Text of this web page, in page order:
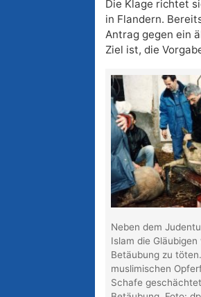
Die Klage richtet
in Flandern.
Antrag gegen ein
Ziel ist, die
Neben dem
Islam die
Betäubung zu
muslimischen
Schafe